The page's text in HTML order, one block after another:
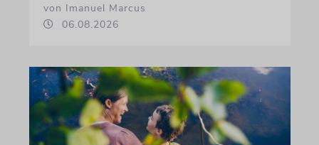
von Imanuel Marcus
06.08.2026